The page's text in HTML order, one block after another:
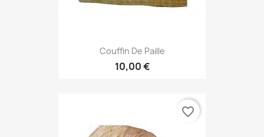
Couffin De Paille
10,00 €
favorite_border